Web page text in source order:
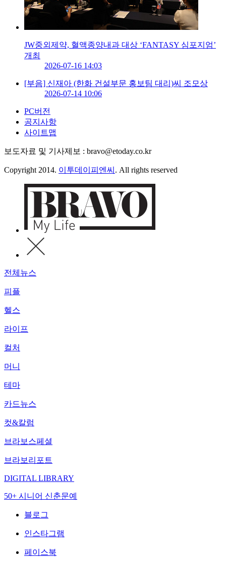
JW중외제약, 혈액종양내과 대상 ‘FANTASY 심포지엄’
개최
2026-07-16 14:03
[부음] 신재아 (한화 건설부문 홍보팀 대리)씨 조모상
2026-07-14 10:06
PC버전
공지사항
사이트맵
보도자료 및 기사제보 : bravo@etoday.co.kr
Copyright 2014. 이투데이피엔씨 . All rights reserved
전체뉴스
피플
헬스
라이프
컬처
머니
테마
카드뉴스
컷&칼럼
브라보스페셜
브라보리포트
DIGITAL LIBRARY
50+ 시니어 신춘문예
블로그
인스타그램
페이스북